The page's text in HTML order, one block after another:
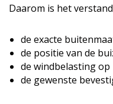
Daarom is het
de exacte
de positie van de
de windbelasting op
de gewenste